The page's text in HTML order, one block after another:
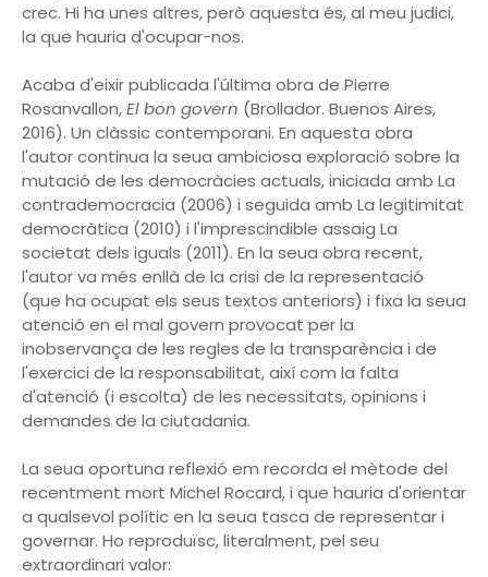
crec. Hi ha unes altres, però aquesta és, al meu judici,
la que hauria d'ocupar-nos.
Acaba d'eixir publicada l'última obra de Pierre
Rosanvallon,El bon govern (Brollador. Buenos Aires,
2016). Un clàssic contemporani. En aquesta obra
l'autor continua la seua ambiciosa exploració sobre la
mutació de les democràcies actuals, iniciada amb La
contrademocracia (2006) i seguida amb La legitimitat
democràtica (2010) i l'imprescindible assaig La
societat dels iguals (2011). En la seua obra recent,
l'autor va més enllà de la crisi de la representació
(que ha ocupat els seus textos anteriors) i fixa la seua
atenció en el mal govern provocat per la
inobservança de les regles de la transparència i de
l'exercici de la responsabilitat, així com la falta
d'atenció (i escolta) de les necessitats, opinions i
demandes de la ciutadania.
La seua oportuna reflexió em recorda el mètode del
recentment mort Michel Rocard, i que hauria d'orientar
a qualsevol polític en la seua tasca de representar i
governar. Ho reproduïsc, literalment, pel seu
extraordinari valor: